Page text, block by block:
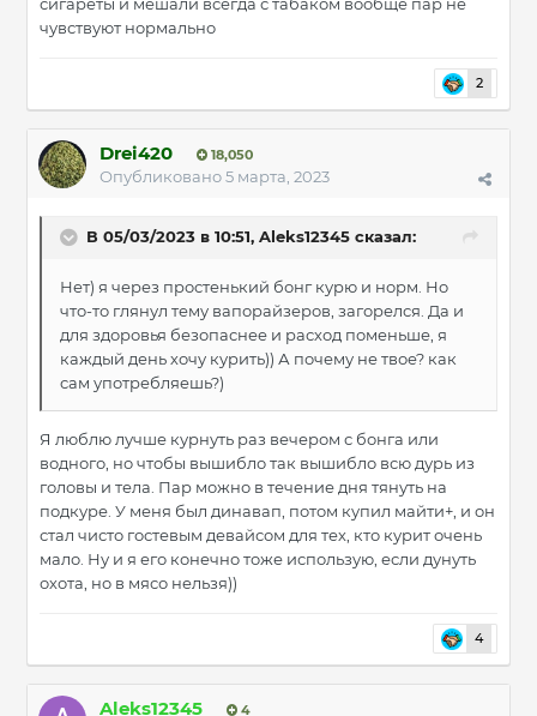
сигареты и мешали всегда с табаком вообще пар не
чувствуют нормально
2
Drei420 18,050
Опубликовано5 марта, 2023
В 05/03/2023 в 10:51, Aleks12345 сказал:
Нет) я через простенький бонг курю и норм. Но
что-то глянул тему вапорайзеров, загорелся. Да и
для здоровья безопаснее и расход поменьше, я
каждый день хочу курить)) А почему не твое? как
сам употребляешь?)
Я люблю лучше курнуть раз вечером с бонга или
водного, но чтобы вышибло так вышибло всю дурь из
головы и тела. Пар можно в течение дня тянуть на
подкуре. У меня был динавап, потом купил майти+, и он
стал чисто гостевым девайсом для тех, кто курит очень
мало. Ну и я его конечно тоже использую, если дунуть
охота, но в мясо нельзя))
4
Aleks12345 4